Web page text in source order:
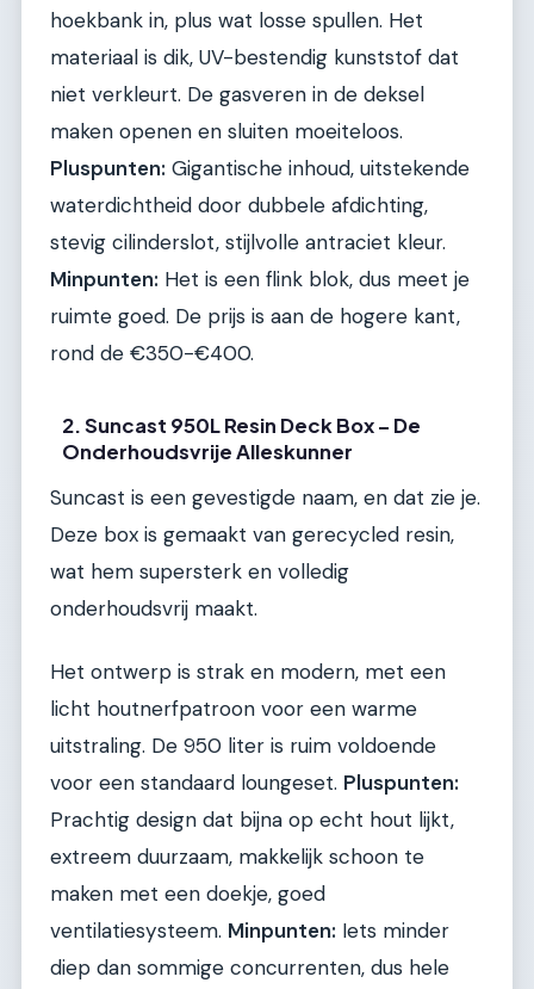
hoekbank in, plus wat losse spullen. Het
materiaal is dik, UV-bestendig kunststof dat
niet verkleurt. De gasveren in de deksel
maken openen en sluiten moeiteloos.
Pluspunten: Gigantische inhoud, uitstekende
waterdichtheid door dubbele afdichting,
stevig cilinderslot, stijlvolle antraciet kleur.
Minpunten: Het is een flink blok, dus meet je
ruimte goed. De prijs is aan de hogere kant,
rond de €350-€400.
2. Suncast 950L Resin Deck Box – De
Onderhoudsvrije Alleskunner
Suncast is een gevestigde naam, en dat zie je.
Deze box is gemaakt van gerecycled resin,
wat hem supersterk en volledig
onderhoudsvrij maakt.
Het ontwerp is strak en modern, met een
licht houtnerfpatroon voor een warme
uitstraling. De 950 liter is ruim voldoende
voor een standaard loungeset. Pluspunten:
Prachtig design dat bijna op echt hout lijkt,
extreem duurzaam, makkelijk schoon te
maken met een doekje, goed
ventilatiesysteem. Minpunten: Iets minder
diep dan sommige concurrenten, dus hele